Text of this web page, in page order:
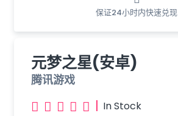
保证24小时内快速兑现
元梦之星(安卓)
腾讯游戏
     | In Stock